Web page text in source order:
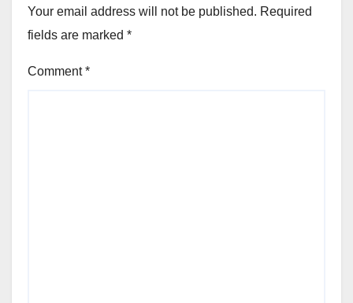
Your email address will not be published. Required
fields are marked *
Comment*